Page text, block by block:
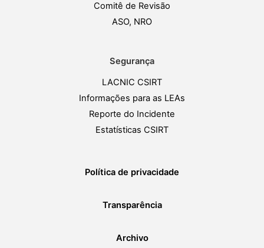
Comitê de Revisão
ASO, NRO
Segurança
LACNIC CSIRT
Informações para as LEAs
Reporte do Incidente
Estatísticas CSIRT
Política de privacidade
Transparência
Archivo